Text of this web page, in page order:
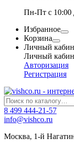
Пн-Пт с 10:00
Избранное
Корзина
Личный
Личный
Авторизация
Регистрация
8 499 444-21-57
info@vishco.ru
Москва, 1-й